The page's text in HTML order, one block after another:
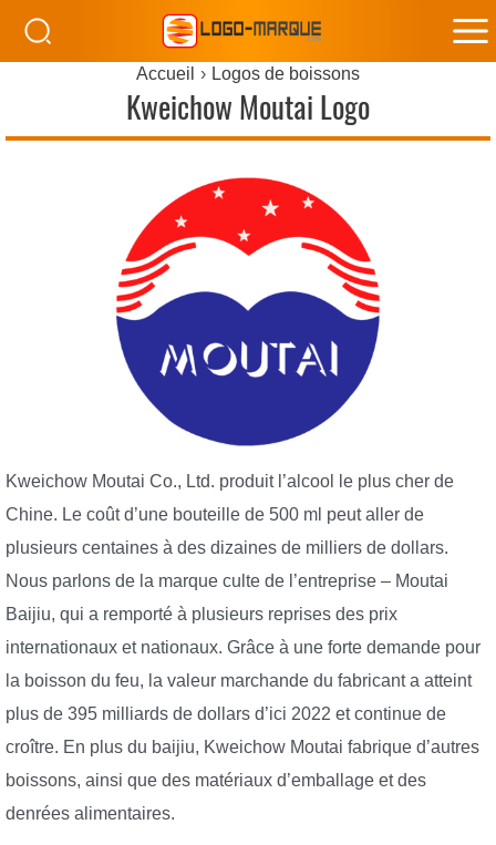
Accueil Logos de boissons
Kweichow Moutai Logo
Kweichow Moutai Co., Ltd. produit l’alcool le plus cher de
Chine. Le coût d’une bouteille de 500 ml peut aller de
plusieurs centaines à des dizaines de milliers de dollars.
Nous parlons de la marque culte de l’entreprise – Moutai
Baijiu, qui a remporté à plusieurs reprises des prix
internationaux et nationaux. Grâce à une forte demande pour
la boisson du feu, la valeur marchande du fabricant a atteint
plus de 395 milliards de dollars d’ici 2022 et continue de
croître. En plus du baijiu, Kweichow Moutai fabrique d’autres
boissons, ainsi que des matériaux d’emballage et des
denrées alimentaires.